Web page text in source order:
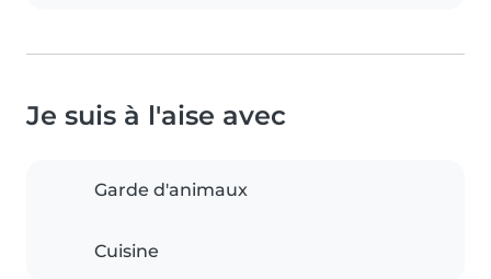
Je suis à l'aise avec
Garde d'animaux
Cuisine